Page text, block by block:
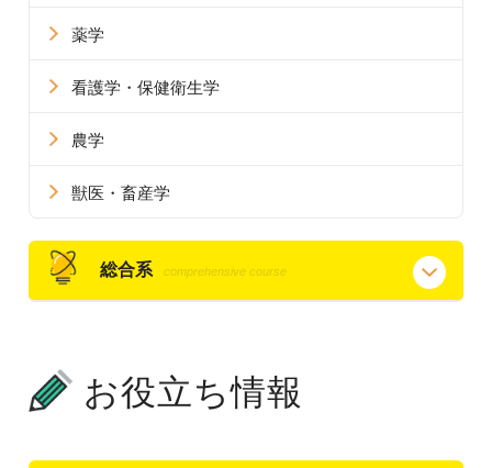
薬学
看護学・保健衛生学
農学
獣医・畜産学
総合系 comprehensive course
お役立ち情報